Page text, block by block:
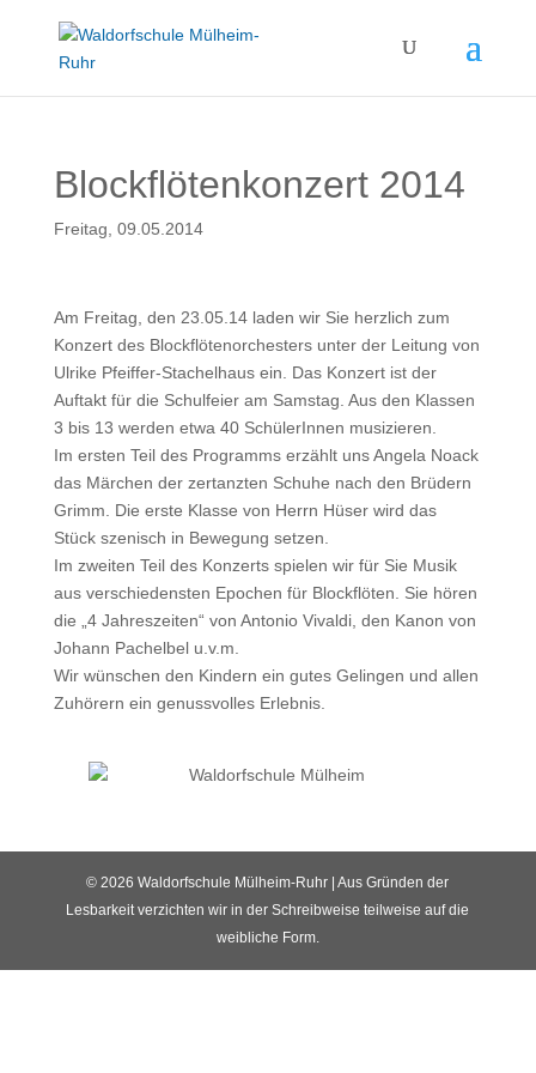
Blockflötenkonzert 2014
Freitag, 09.05.2014
Am Freitag, den 23.05.14 laden wir Sie herzlich zum
Konzert des Blockflötenorchesters unter der Leitung von
Ulrike Pfeiffer-Stachelhaus ein. Das Konzert ist der
Auftakt für die Schulfeier am Samstag. Aus den Klassen
3 bis 13 werden etwa 40 SchülerInnen musizieren.
Im ersten Teil des Programms erzählt uns Angela Noack
das Märchen der zertanzten Schuhe nach den Brüdern
Grimm. Die erste Klasse von Herrn Hüser wird das
Stück szenisch in Bewegung setzen.
Im zweiten Teil des Konzerts spielen wir für Sie Musik
aus verschiedensten Epochen für Blockflöten. Sie hören
die „4 Jahreszeiten“ von Antonio Vivaldi, den Kanon von
Johann Pachelbel u.v.m.
Wir wünschen den Kindern ein gutes Gelingen und allen
Zuhörern ein genussvolles Erlebnis.
© 2026 Waldorfschule Mülheim-Ruhr | Aus Gründen der
Lesbarkeit verzichten wir in der Schreibweise teilweise auf die
weibliche Form.